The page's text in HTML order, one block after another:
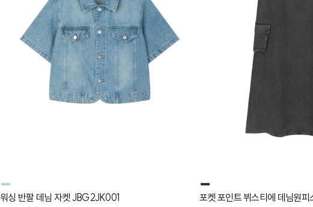
워싱 반팔 데님 자켓 JBG2JK001 포켓 포인트 뷔스티에 데님원